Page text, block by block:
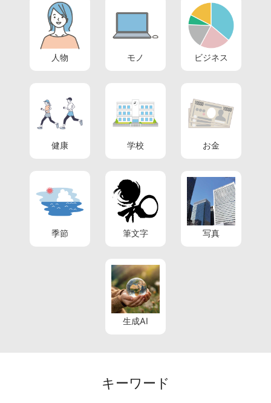
人物 モノ ビジネス
健康 学校 お金
季節 筆文字 写真
生成AI
キーワード